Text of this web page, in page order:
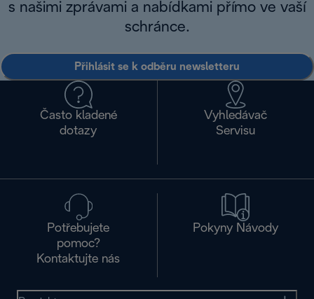
s našimi zprávami a nabídkami přímo ve vaší
schránce.
Přihlásit se k odběru newsletteru
Často kladené
dotazy
Vyhledávač
Servisu
Potřebujete
pomoc?
Kontaktujte nás
Pokyny Návody